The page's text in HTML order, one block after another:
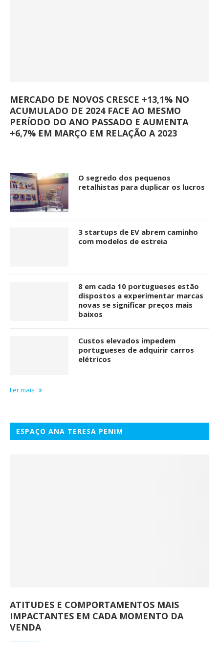
MERCADO DE NOVOS CRESCE +13,1% NO
ACUMULADO DE 2024 FACE AO MESMO
PERÍODO DO ANO PASSADO E AUMENTA
+6,7% EM MARÇO EM RELAÇÃO A 2023
O segredo dos pequenos
retalhistas para duplicar os lucros
3 startups de EV abrem caminho
com modelos de estreia
8 em cada 10 portugueses estão
dispostos a experimentar marcas
novas se significar preços mais
baixos
Custos elevados impedem
portugueses de adquirir carros
elétricos
Ler mais
ESPAÇO ANA TERESA PENIM
ATITUDES E COMPORTAMENTOS MAIS
IMPACTANTES EM CADA MOMENTO DA
VENDA